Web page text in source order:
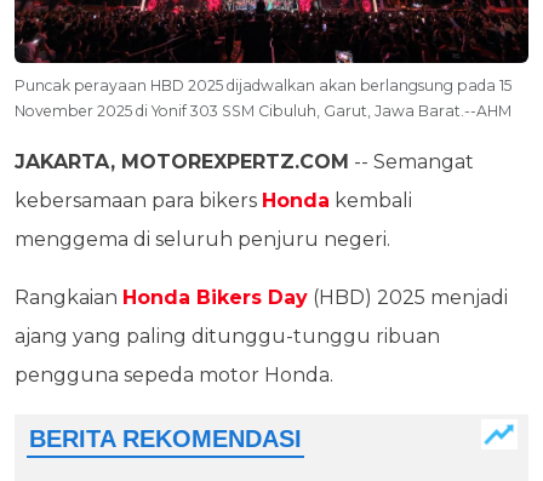
Puncak perayaan HBD 2025 dijadwalkan akan berlangsung pada 15
November 2025 di Yonif 303 SSM Cibuluh, Garut, Jawa Barat.--AHM
JAKARTA, MOTOREXPERTZ.COM -- Semangat
kebersamaan para bikers Honda kembali
menggema di seluruh penjuru negeri.
Rangkaian Honda Bikers Day (HBD) 2025 menjadi
ajang yang paling ditunggu-tunggu ribuan
pengguna sepeda motor Honda.